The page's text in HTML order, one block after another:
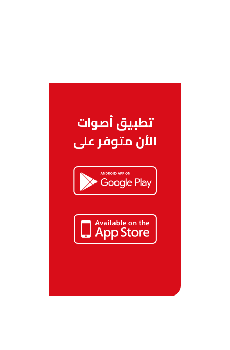
تطبيق أصوات
الأن متوفر على